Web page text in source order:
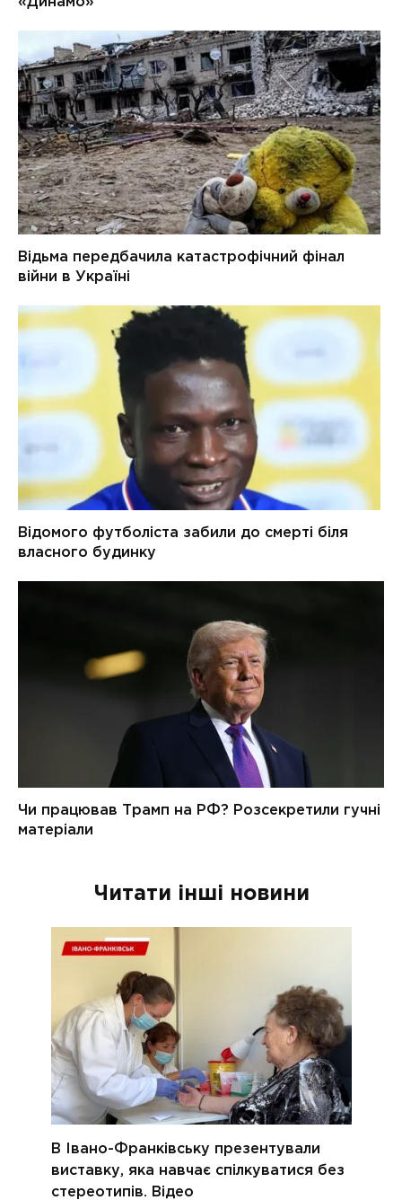
Читати інші новини
В Івано-Франківську презентували
виставку, яка навчає спілкуватися без
стереотипів. Відео